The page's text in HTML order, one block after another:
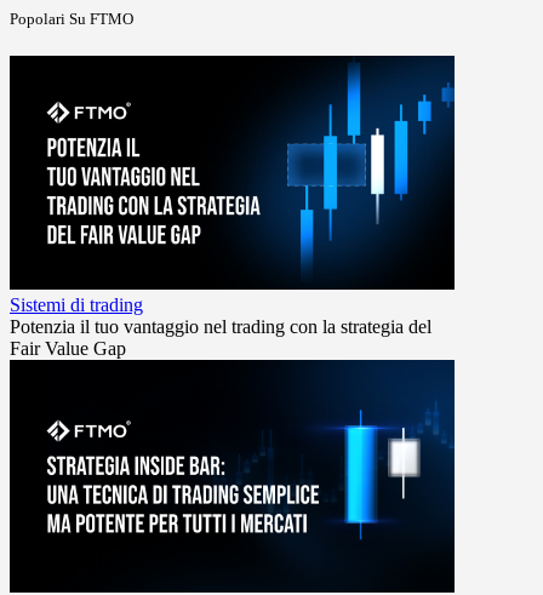
Popolari Su FTMO
Sistemi di trading
Potenzia il tuo vantaggio nel trading con la strategia del
Fair Value Gap